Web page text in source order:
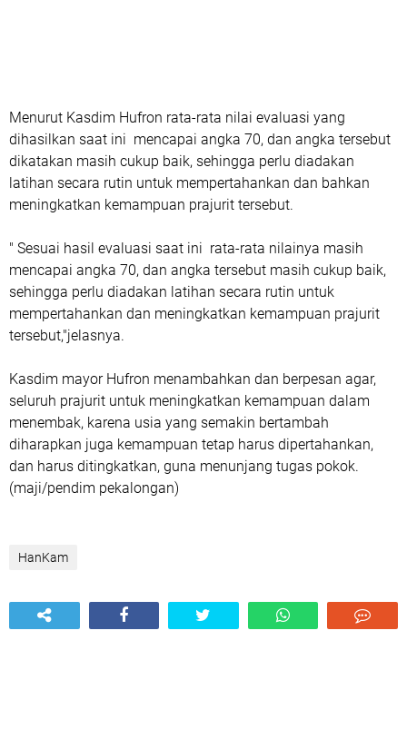
Menurut Kasdim Hufron rata-rata nilai evaluasi yang
dihasilkan saat ini mencapai angka 70, dan angka tersebut
dikatakan masih cukup baik, sehingga perlu diadakan
latihan secara rutin untuk mempertahankan dan bahkan
meningkatkan kemampuan prajurit tersebut.
" Sesuai hasil evaluasi saat ini rata-rata nilainya masih
mencapai angka 70, dan angka tersebut masih cukup baik,
sehingga perlu diadakan latihan secara rutin untuk
mempertahankan dan meningkatkan kemampuan prajurit
tersebut,"jelasnya.
Kasdim mayor Hufron menambahkan dan berpesan agar,
seluruh prajurit untuk meningkatkan kemampuan dalam
menembak, karena usia yang semakin bertambah
diharapkan juga kemampuan tetap harus dipertahankan,
dan harus ditingkatkan, guna menunjang tugas pokok.
(maji/pendim pekalongan)
HanKam